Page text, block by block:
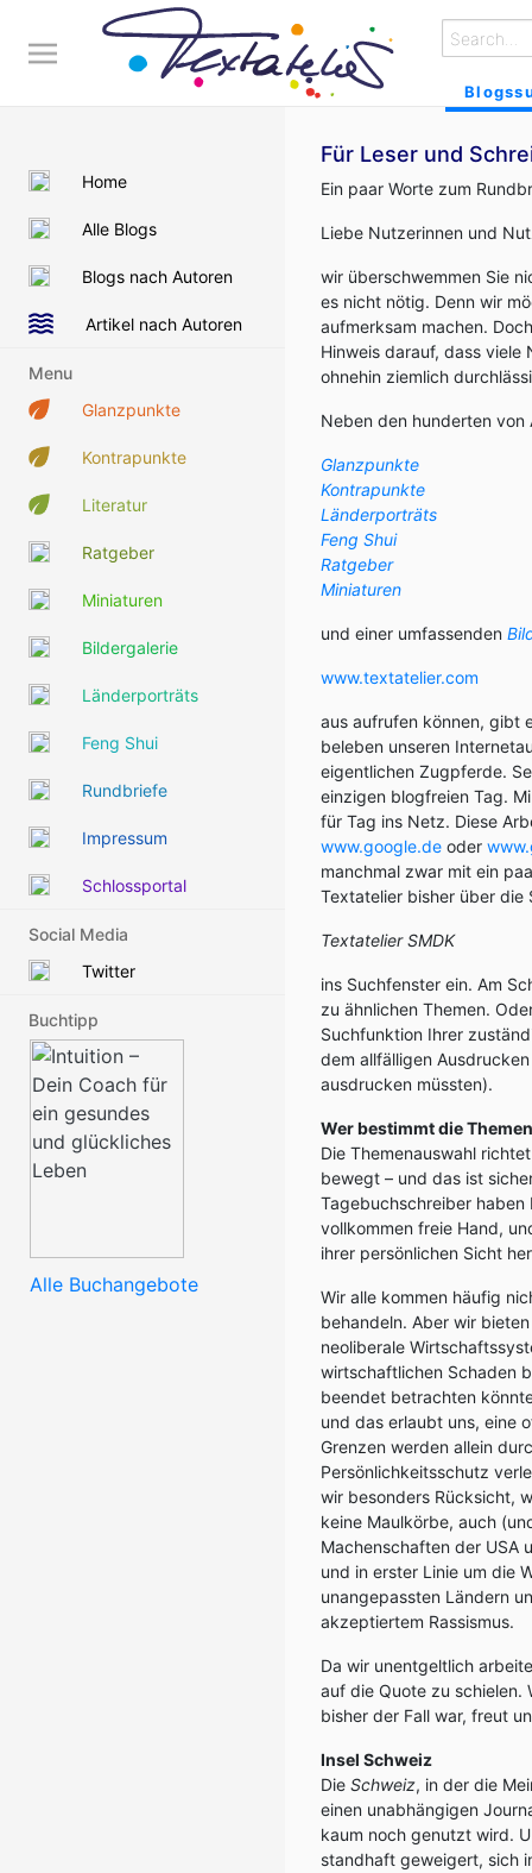
Home
Alle Blogs
Blogs nach Autoren
Artikel nach Autoren
Menu
Glanzpunkte
Kontrapunkte
Literatur
Ratgeber
Miniaturen
Bildergalerie
Länderporträts
Feng Shui
Rundbriefe
Impressum
Schlossportal
Social Media
Twitter
Buchtipp
Alle Buchangebote
Für Leser und
Ein paar Worte zum
Liebe Nutzerinnen und
wir überschwemmen Sie
es nicht nötig. Denn wir
aufmerksam machen.
Hinweis darauf, dass viele
ohnehin ziemlich
Neben den hunderten von
Glanzpunkte
Kontrapunkte
Länderporträts
Feng Shui
Ratgeber
Miniaturen
und einer umfassenden
www.textatelier.com
aus aufrufen können, gibt
beleben unseren
eigentlichen Zugpferde.
einzigen blogfreien Tag.
für Tag ins Netz. Diese
www.google.de oder
manchmal zwar mit ein
Textatelier bisher über die
Textatelier SMDK
ins Suchfenster ein. Am
zu ähnlichen Themen.
Suchfunktion Ihrer
dem allfälligen
ausdrucken müssten).
Wer bestimmt die
Die Themenauswahl
bewegt – und das ist
Tagebuchschreiber haben
vollkommen freie Hand,
ihrer persönlichen Sicht
Wir alle kommen häufig
behandeln. Aber wir
neoliberale
wirtschaftlichen Schaden
beendet betrachten
und das erlaubt uns, eine
Grenzen werden allein
Persönlichkeitsschutz
wir besonders Rücksicht,
keine Maulkörbe, auch
Machenschaften der USA
und in erster Linie um die
unangepassten Ländern
akzeptiertem Rassismus.
Da wir unentgeltlich
auf die Quote zu schielen.
bisher der Fall war, freut
Insel Schweiz
Die Schweiz, in der die
einen unabhängigen
kaum noch genutzt wird.
standhaft geweigert, sich